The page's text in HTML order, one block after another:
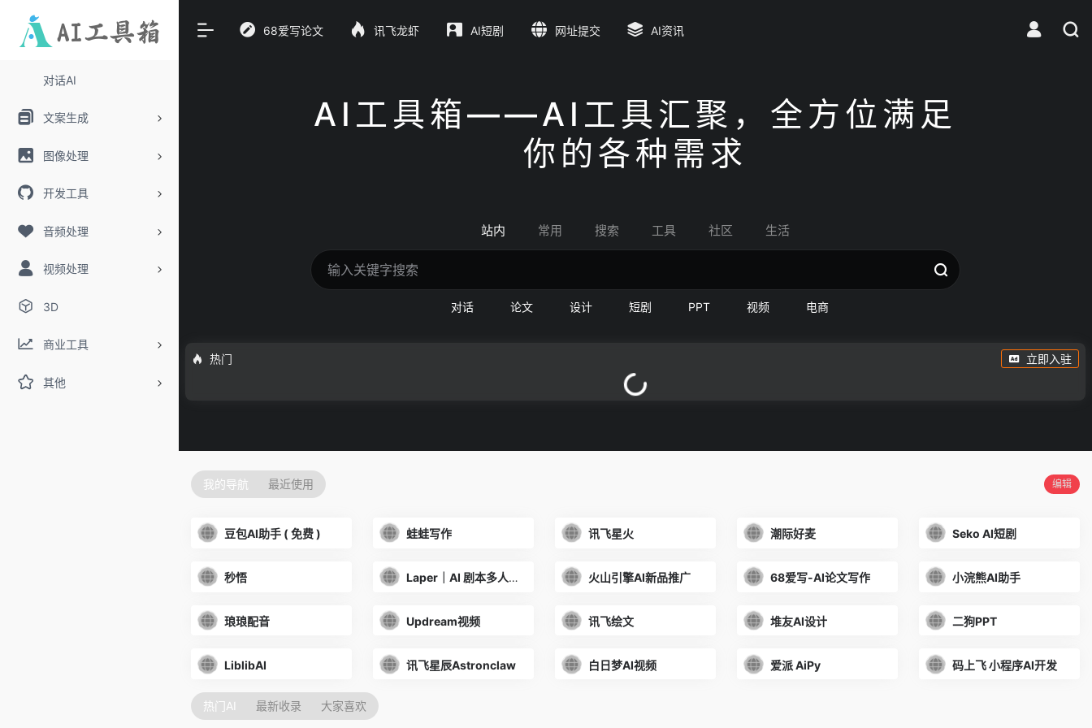
对话AI
文案生成
图像处理
开发工具
音频处理
视频处理
3D
商业工具
其他
68爱写论文 讯飞龙虾 AI短剧 网址提交 AI资讯
AI工具箱——AI工具汇聚，全方位满足
你的各种需求
站内 常用 搜索 工具 社区 生活
对话 论文 设计 短剧 PPT 视频 电商
热门 立即入驻
我的导航 最近使用 编辑
豆包AI助手 ( 免费 ) 蛙蛙写作 讯飞星火 潮际好麦 Seko AI短剧
秒悟 Laper｜AI 剧本多人协作平台 火山引擎AI新品推广 68爱写-AI论文写作 小浣熊AI助手
琅琅配音 Updream视频 讯飞绘文 堆友AI设计 二狗PPT
LiblibAI 讯飞星辰Astronclaw 白日梦AI视频 爱派 AiPy 码上飞 小程序AI开发
热门AI 最新收录 大家喜欢